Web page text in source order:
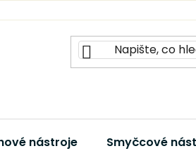
nástroje Smyčcové